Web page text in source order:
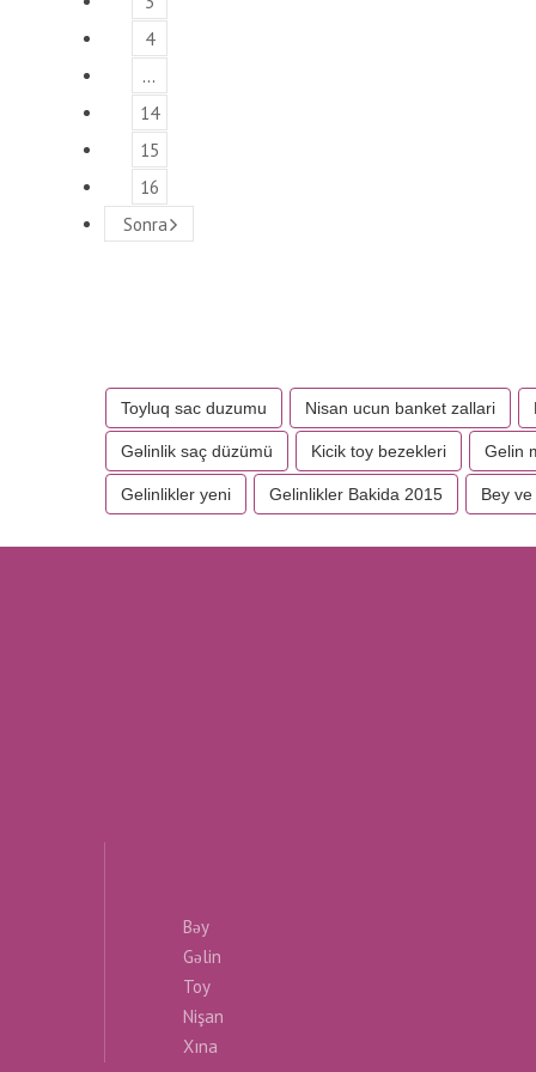
4
…
14
15
16
Sonra
Toyluq sac duzumu Nisan ucun banket zallari
Gəlinlik saç düzümü Kicik toy bezekleri Gelin
Gelinlikler yeni Gelinlikler Bakida 2015 Bey
Bəy
Gəlin
Toy
Nişan
Xına